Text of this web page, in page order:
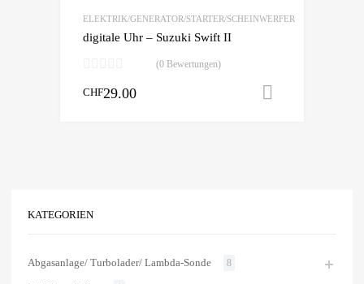
ELEKTRIK/GENERATOR/STARTER/SCHEINWERFER
digitale Uhr – Suzuki Swift II
(0 Bewertungen)
CHF29.00
KATEGORIEN
Abgasanlage/ Turbolader/ Lambda-Sonde 8